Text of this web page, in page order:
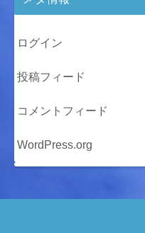
ログイン
投稿フィード
コメントフィード
WordPress.org